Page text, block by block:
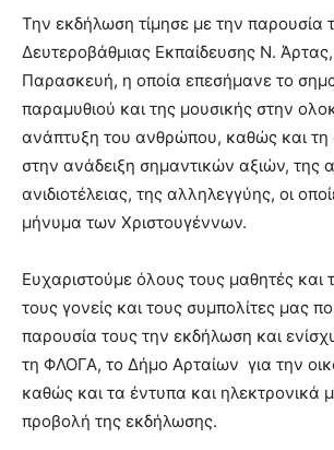
Την εκδήλωση τίμησε με την παρουσία
Δευτεροβάθμιας Εκπαίδευσης Ν.
Παρασκευή, η οποία επεσήμανε το
παραμυθιού και της μουσικής στην
ανάπτυξη του ανθρώπου, καθώς και τη
στην ανάδειξη σημαντικών αξιών, της
ανιδιοτέλειας, της αλληλεγγύης, οι
μήνυμα των Χριστουγέννων.
Ευχαριστούμε όλους τους μαθητές και
τους γονείς και τους συμπολίτες μας
παρουσία τους την εκδήλωση και
τη ΦΛΟΓΑ, το Δήμο Αρταίων για την
καθώς και τα έντυπα και ηλεκτρονικά
προβολή της εκδήλωσης.